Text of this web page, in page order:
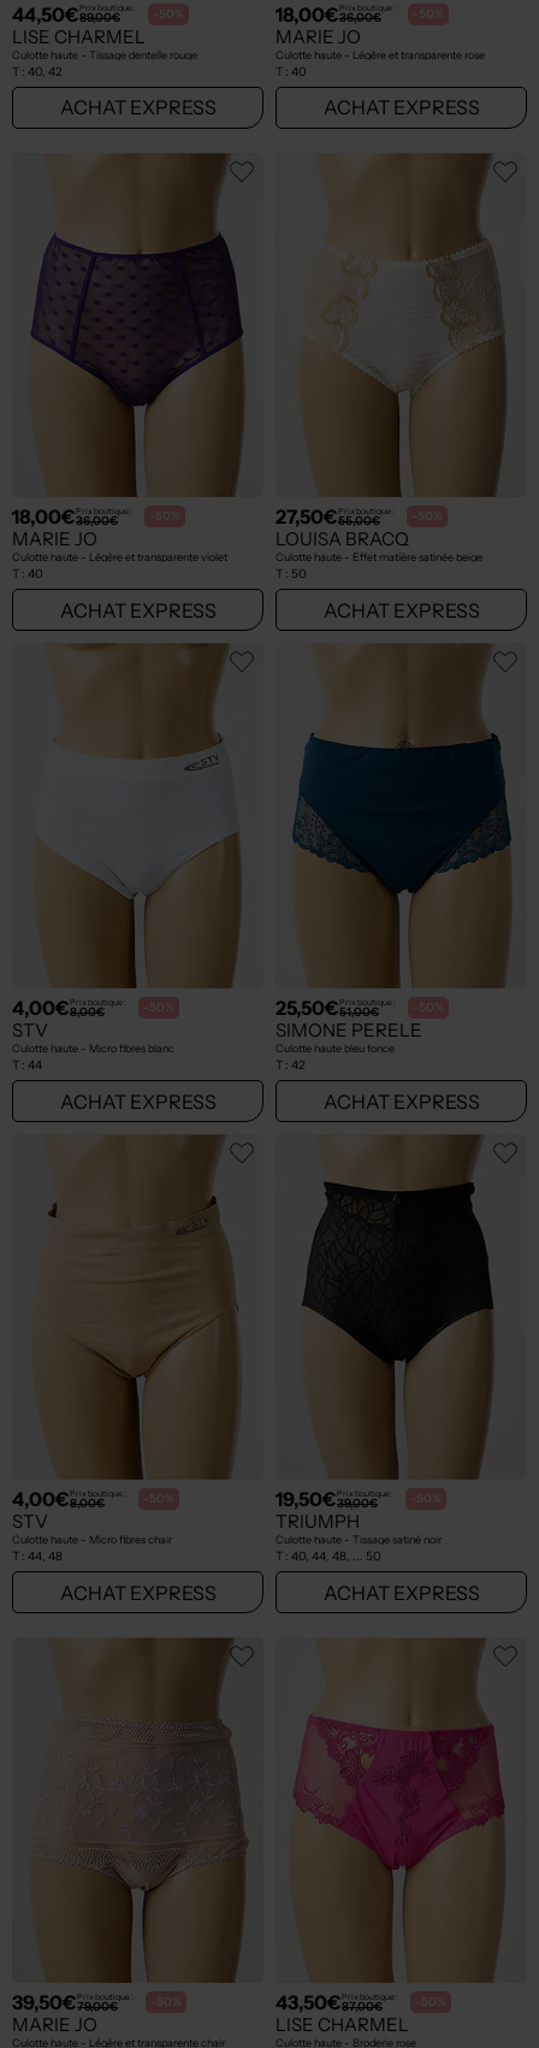
44,50€Prix boutique :
89,00€ -50%
LISE CHARMEL
Culotte haute - Tissage dentelle rouge
T : 40, 42
ACHAT EXPRESS
18,00€Prix boutique :
36,00€ -50%
MARIE JO
Culotte haute - Légère et transparente rose
T : 40
ACHAT EXPRESS
18,00€Prix boutique :
36,00€ -50%
MARIE JO
Culotte haute - Légère et transparente violet
T : 40
ACHAT EXPRESS
27,50€Prix boutique :
55,00€ -50%
LOUISA BRACQ
Culotte haute - Effet matière satinée beige
T : 50
ACHAT EXPRESS
4,00€Prix boutique :
8,00€ -50%
STV
Culotte haute - Micro fibres blanc
T : 44
ACHAT EXPRESS
25,50€Prix boutique :
51,00€ -50%
SIMONE PERELE
Culotte haute bleu fonce
T : 42
ACHAT EXPRESS
4,00€Prix boutique :
8,00€ -50%
STV
Culotte haute - Micro fibres chair
T : 44, 48
ACHAT EXPRESS
19,50€Prix boutique :
39,00€ -50%
TRIUMPH
Culotte haute - Tissage satiné noir
T : 40, 44, 48, ... 50
ACHAT EXPRESS
39,50€Prix boutique :
79,00€ -50%
MARIE JO
Culotte haute - Légère et transparente chair
43,50€Prix boutique :
87,00€ -50%
LISE CHARMEL
Culotte haute - Broderie rose